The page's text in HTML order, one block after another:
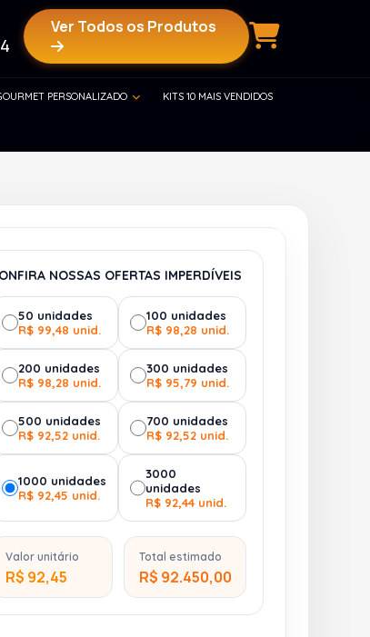
Ver Todos os Produtos
PERSONALIZADO KITS 10 MAIS VENDIDOS
NOSSAS OFERTAS IMPERDÍVEIS
50 unidades
R$ 99,48 unid.
100 unidades
R$ 98,28 unid.
200 unidades
R$ 98,28 unid.
300 unidades
R$ 95,79 unid.
500 unidades
R$ 92,52 unid.
700 unidades
R$ 92,52 unid.
1000 unidades
R$ 92,45 unid.
3000
unidades
R$ 92,44 unid.
Valor unitário
R$ 92,45
Total estimado
R$ 92.450,00